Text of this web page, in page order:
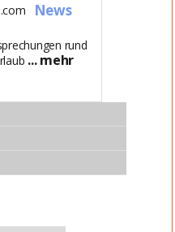
News
rund
... mehr